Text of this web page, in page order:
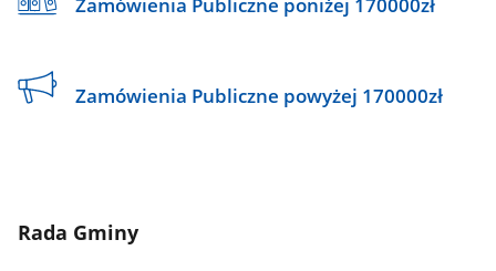
Zamówienia Publiczne powyżej 170000zł
Rada Gminy